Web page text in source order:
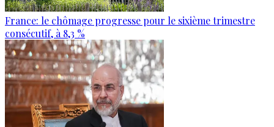
France: le chômage progresse pour le sixième trimestre
consécutif, à 8,3 %